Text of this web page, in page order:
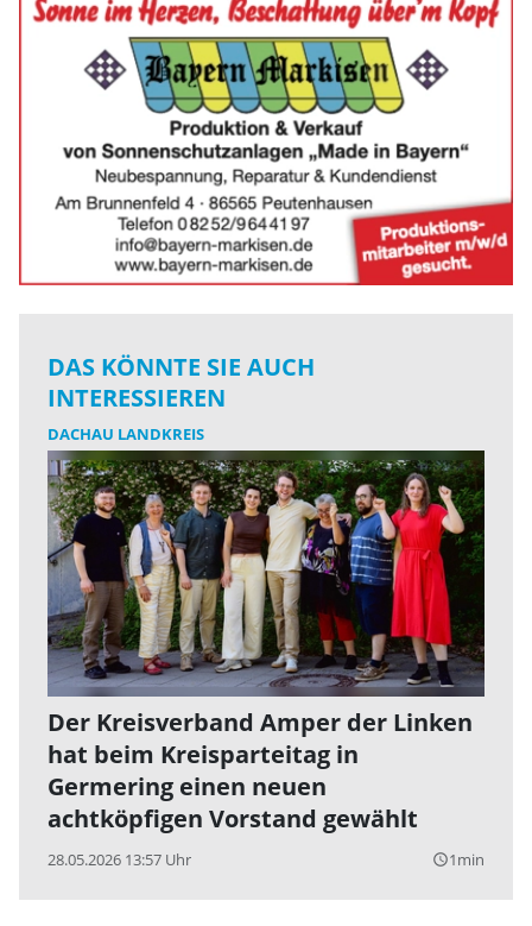
DAS KÖNNTE SIE AUCH
INTERESSIEREN
DACHAU LANDKREIS
Der Kreisverband Amper der Linken
hat beim Kreisparteitag in
Germering einen neuen
achtköpfigen Vorstand gewählt
28.05.2026 13:57 Uhr query_builder1min